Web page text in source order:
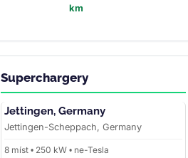
km
Superchargery
Jettingen, Germany
Jettingen-Scheppach, Germany
8 míst • 250 kW • ne-Tesla